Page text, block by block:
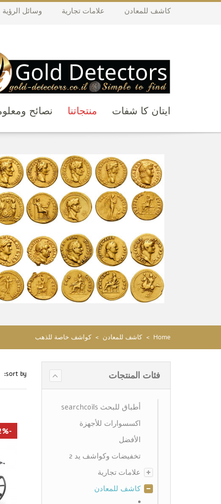
كاشف للمعادن علامات تجارية وسائل الرؤية
ايتان كا شفات منتجاتنا نصائح
Home
> كاشف للمعادن > كواشف خاصة للذهب
sort by:
-22%
فئات المنتجات
أطباق للبحث searchcoils
اكسسوارات للأجهزة
الأفضل
تخفيضات وكواشف يد 2
علامات تجارية
كاشف للمعادن